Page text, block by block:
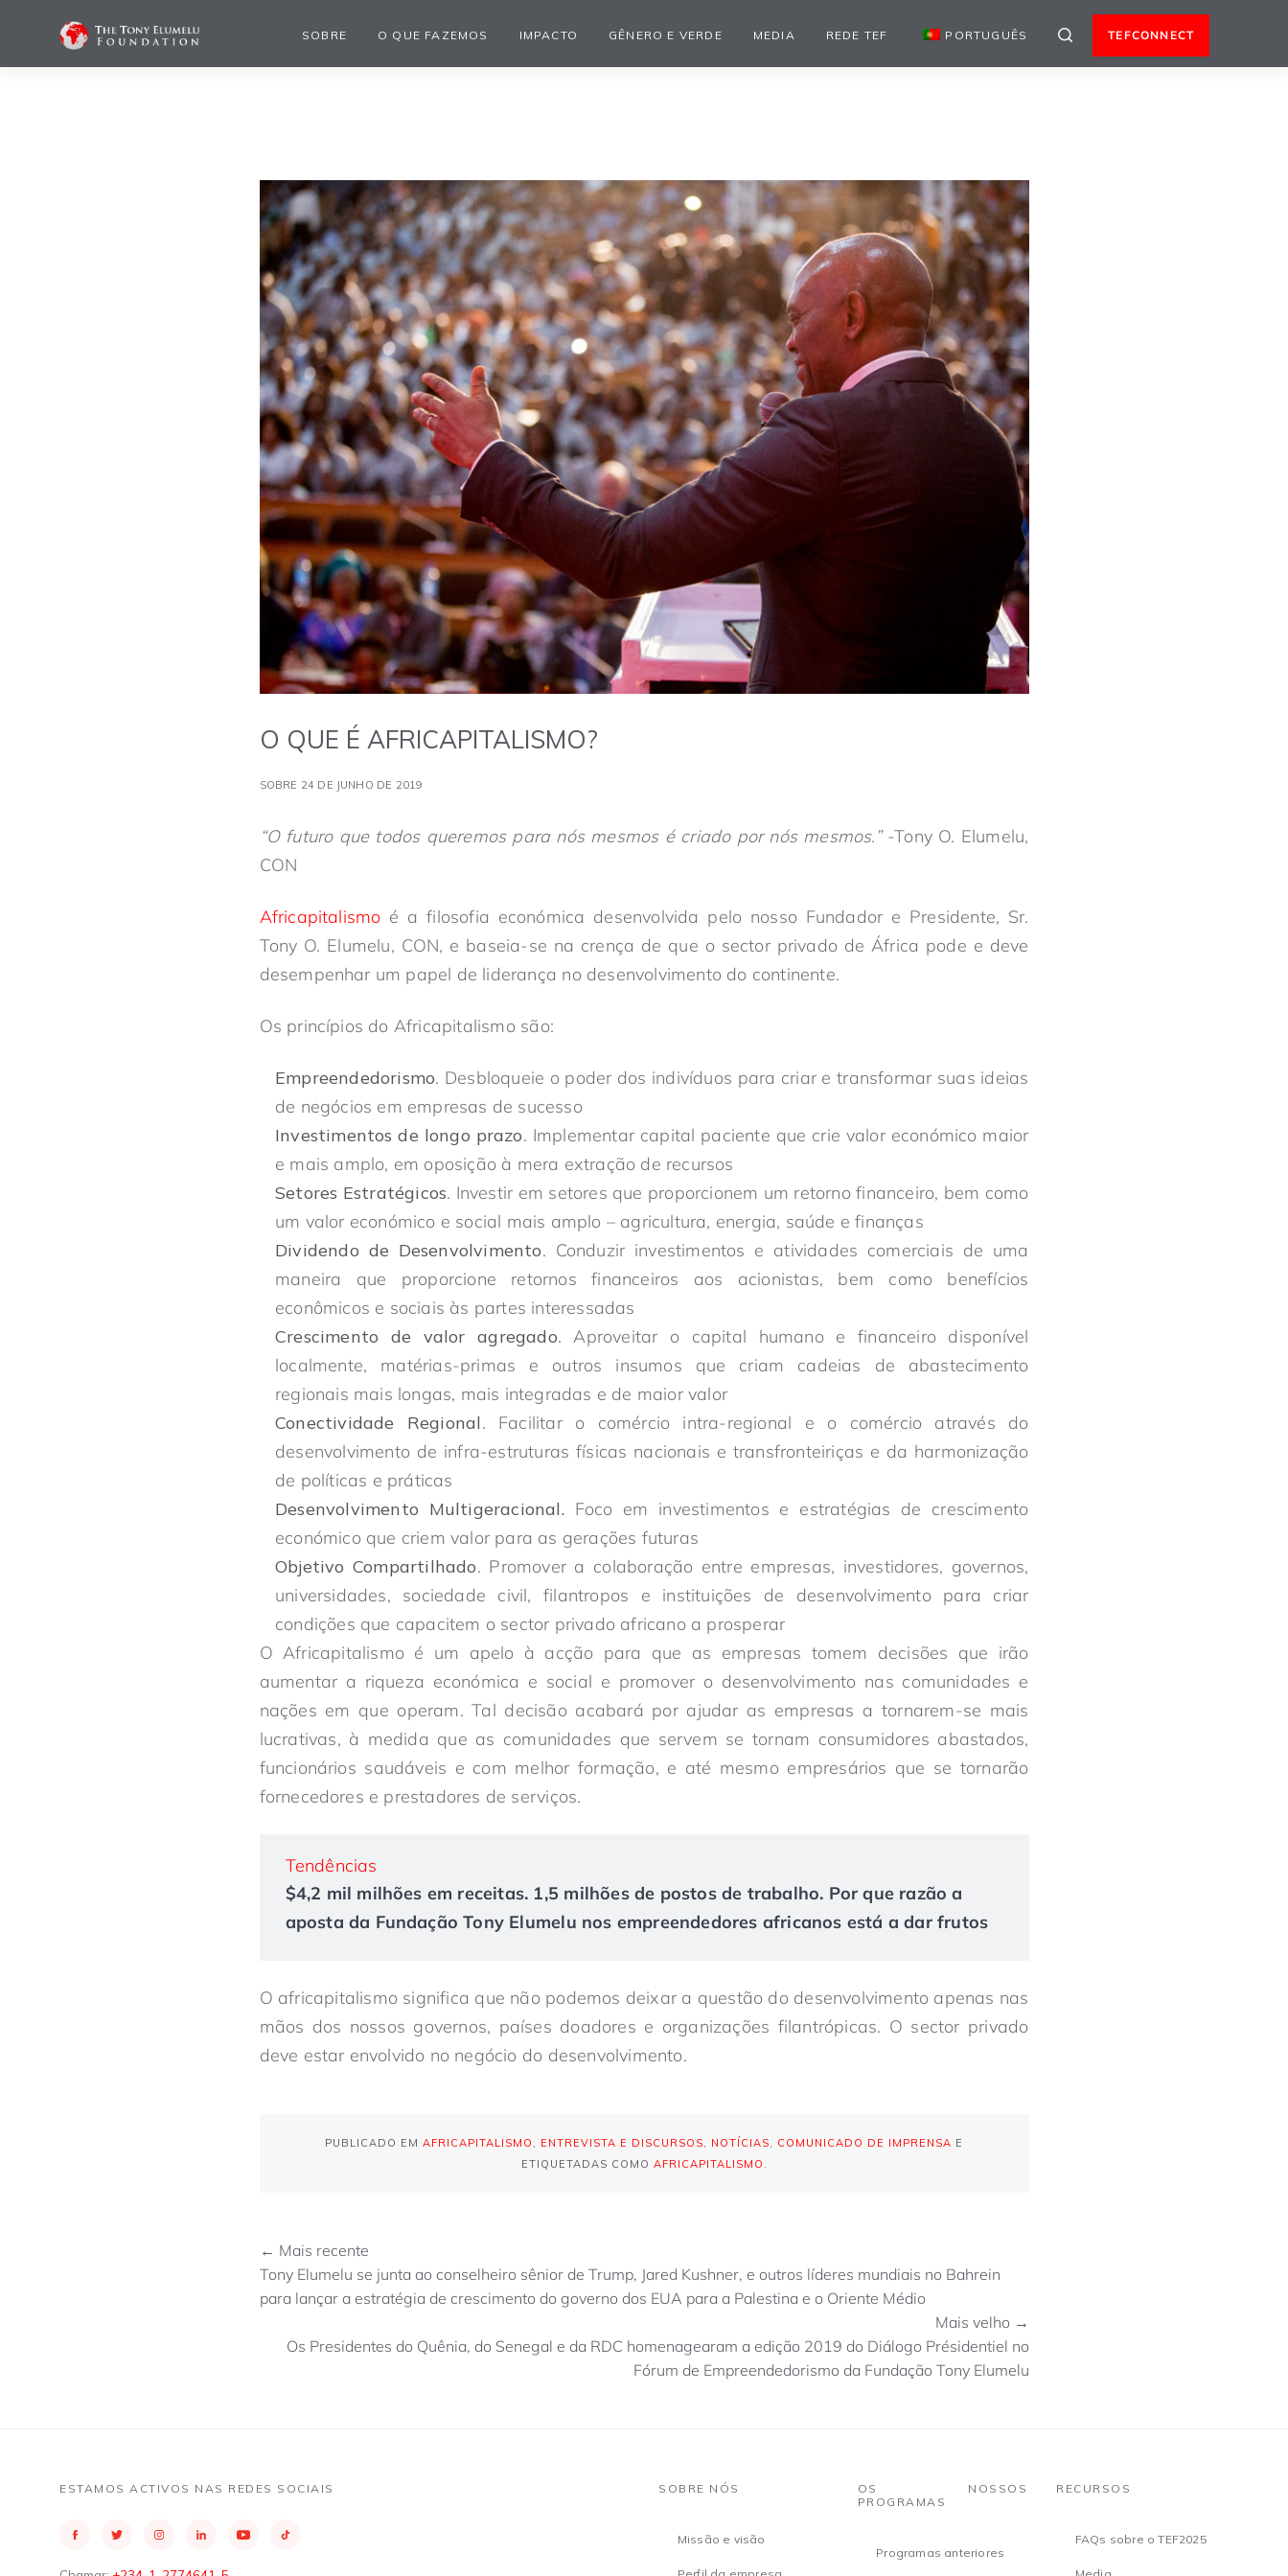
SOBRE O QUE FAZEMOS IMPACTO GÊNERO E VERDE MEDIA REDE TEF PORTUGUÊS TEFCONNECT
O QUE É AFRICAPITALISMO?
SOBRE 24 DE JUNHO DE 2019
“O futuro que todos queremos para nós mesmos é criado por nós mesmos.”-Tony O. Elumelu,
CON
Africapitalismo é a filosofia económica desenvolvida pelo nosso Fundador e Presidente, Sr.
Tony O. Elumelu, CON, e baseia-se na crença de que o sector privado de África pode e deve
desempenhar um papel de liderança no desenvolvimento do continente.
Os princípios do Africapitalismo são:
Empreendedorismo. Desbloqueie o poder dos indivíduos para criar e transformar suas ideias
de negócios em empresas de sucesso
Investimentos de longo prazo. Implementar capital paciente que crie valor económico maior
e mais amplo, em oposição à mera extração de recursos
Setores Estratégicos. Investir em setores que proporcionem um retorno financeiro, bem como
um valor económico e social mais amplo – agricultura, energia, saúde e finanças
Dividendo de Desenvolvimento. Conduzir investimentos e atividades comerciais de uma
maneira que proporcione retornos financeiros aos acionistas, bem como benefícios
econômicos e sociais às partes interessadas
Crescimento de valor agregado. Aproveitar o capital humano e financeiro disponível
localmente, matérias-primas e outros insumos que criam cadeias de abastecimento
regionais mais longas, mais integradas e de maior valor
Conectividade Regional. Facilitar o comércio intra-regional e o comércio através do
desenvolvimento de infra-estruturas físicas nacionais e transfronteiriças e da harmonização
de políticas e práticas
Desenvolvimento Multigeracional. Foco em investimentos e estratégias de crescimento
económico que criem valor para as gerações futuras
Objetivo Compartilhado. Promover a colaboração entre empresas, investidores, governos,
universidades, sociedade civil, filantropos e instituições de desenvolvimento para criar
condições que capacitem o sector privado africano a prosperar
O Africapitalismo é um apelo à acção para que as empresas tomem decisões que irão
aumentar a riqueza económica e social e promover o desenvolvimento nas comunidades e
nações em que operam. Tal decisão acabará por ajudar as empresas a tornarem-se mais
lucrativas, à medida que as comunidades que servem se tornam consumidores abastados,
funcionários saudáveis e com melhor formação, e até mesmo empresários que se tornarão
fornecedores e prestadores de serviços.
Tendências
$4,2 mil milhões em receitas. 1,5 milhões de postos de trabalho. Por que razão a
aposta da Fundação Tony Elumelu nos empreendedores africanos está a dar frutos
O africapitalismo significa que não podemos deixar a questão do desenvolvimento apenas nas
mãos dos nossos governos, países doadores e organizações filantrópicas. O sector privado
deve estar envolvido no negócio do desenvolvimento.
PUBLICADO EM AFRICAPITALISMO ENTREVISTA E DISCURSOS NOTÍCIAS COMUNICADO DE IMPRENSA E
ETIQUETADAS COMO AFRICAPITALISMO
← Mais recente
Tony Elumelu se junta ao conselheiro sênior de Trump, Jared Kushner, e outros líderes mundiais no Bahrein
para lançar a estratégia de crescimento do governo dos EUA para a Palestina e o Oriente Médio
Mais velho →
Os Presidentes do Quênia, do Senegal e da RDC homenagearam a edição 2019 do Diálogo Présidentiel no
Fórum de Empreendedorismo da Fundação Tony Elumelu
ESTAMOS ACTIVOS NAS REDES SOCIAIS SOBRE NÓS
Missão e visão
OS NOSSOS
PROGRAMAS
Programas anteriores
RECURSOS
FAQs sobre o TEF2025